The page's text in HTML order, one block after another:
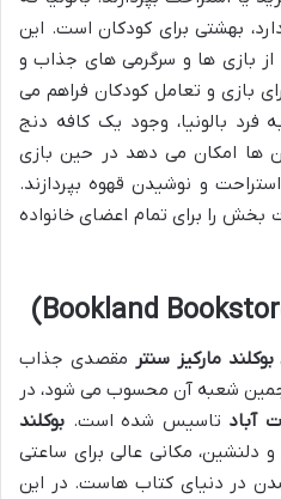
دارد، بهشتی برای کودکان است. این
از بازی ها و سرگرمی های جذاب و
بازی و تعامل کودکان فراهم می
فرد بالونیا، وجود یک کافه دنج
امکان می دهد در حین بازی
و نوشیدن قهوه بپردازند.
بخش را برای تمام اعضای خانواده
بوکلند مارکیز سنتر مقصدی جذاب
شعبه آن محسوب می شود، در
آباد تاسیس شده است. بوکلند
و دلنشین، مکانی عالی برای ساعتی
در دنیای کتاب هاست. در این